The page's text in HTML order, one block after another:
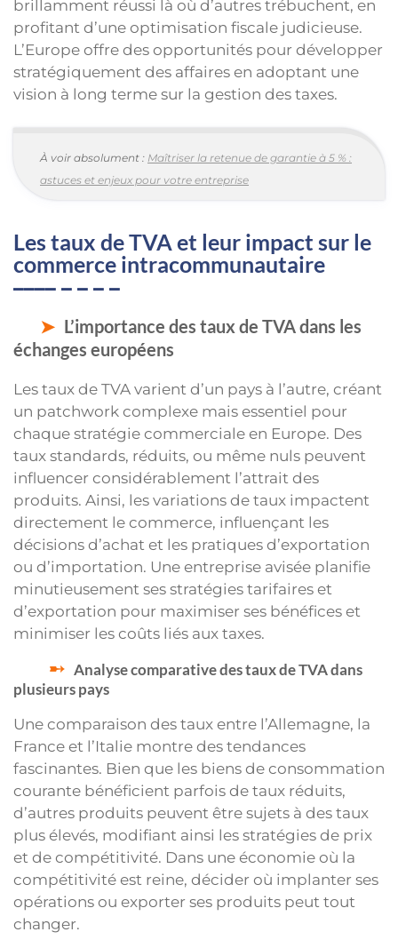
brillamment réussi là où d’autres trébuchent, en
profitant d’une optimisation fiscale judicieuse.
L’Europe offre des opportunités pour développer
stratégiquement des affaires en adoptant une
vision à long terme sur la gestion des taxes.
À voir absolument : Maîtriser la retenue de garantie à 5 % :
astuces et enjeux pour votre entreprise
Les taux de TVA et leur impact sur le
commerce intracommunautaire
L’importance des taux de TVA dans les
échanges européens
Les taux de TVA varient d’un pays à l’autre, créant
un patchwork complexe mais essentiel pour
chaque stratégie commerciale en Europe. Des
taux standards, réduits, ou même nuls peuvent
influencer considérablement l’attrait des
produits. Ainsi, les variations de taux impactent
directement le commerce, influençant les
décisions d’achat et les pratiques d’exportation
ou d’importation. Une entreprise avisée planifie
minutieusement ses stratégies tarifaires et
d’exportation pour maximiser ses bénéfices et
minimiser les coûts liés aux taxes.
Analyse comparative des taux de TVA dans
plusieurs pays
Une comparaison des taux entre l’Allemagne, la
France et l’Italie montre des tendances
fascinantes. Bien que les biens de consommation
courante bénéficient parfois de taux réduits,
d’autres produits peuvent être sujets à des taux
plus élevés, modifiant ainsi les stratégies de prix
et de compétitivité. Dans une économie où la
compétitivité est reine, décider où implanter ses
opérations ou exporter ses produits peut tout
changer.